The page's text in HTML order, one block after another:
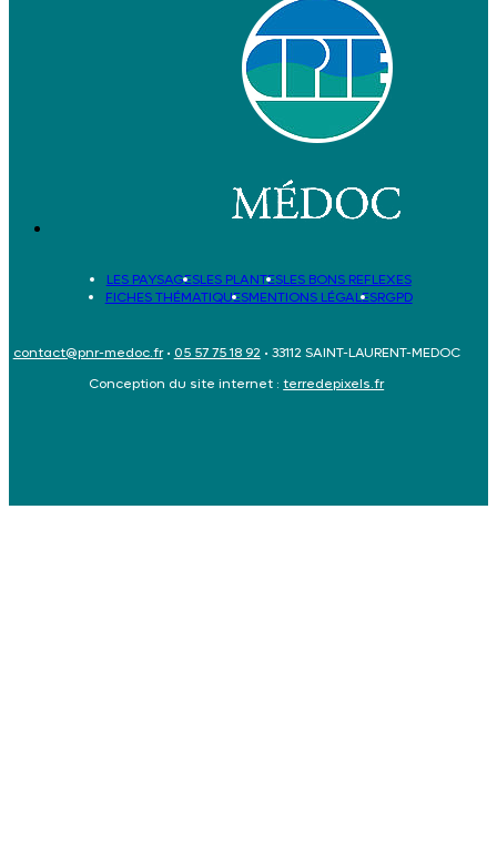
LES PAYSAGESLES PLANTESLES BONS REFLEXES
FICHES THÉMATIQUESMENTIONS LÉGALESRGPD
contact@pnr-medoc.fr• 05 57 75 18 92• 33112 SAINT-LAURENT-MEDOC
Conception du site internet :terredepixels.fr